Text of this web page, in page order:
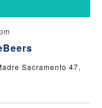
Sacramento 47,